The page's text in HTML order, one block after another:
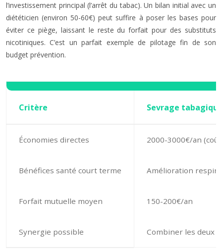
l’investissement principal (l’arrêt du tabac). Un bilan initial avec un
diététicien (environ 50-60€) peut suffire à poser les bases pour
éviter ce piège, laissant le reste du forfait pour des substituts
nicotiniques. C’est un parfait exemple de pilotage fin de son
budget prévention.
Critère Sevrage
Économies directes 2000-3000€/an
Bénéfices santé court terme Amélioration
Forfait mutuelle moyen 150-200€/an
Synergie possible Combiner les deux